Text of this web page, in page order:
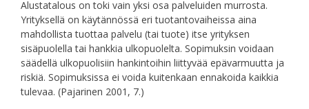
Alustatalous on toki vain yksi osa palveluiden murrosta.
Yrityksellä on käytännössä eri tuotantovaiheissa aina
mahdollista tuottaa palvelu (tai tuote) itse yrityksen
sisäpuolella tai hankkia ulkopuolelta. Sopimuksin voidaan
säädellä ulkopuolisiin hankintoihin liittyvää epävarmuutta ja
riskiä. Sopimuksissa ei voida kuitenkaan ennakoida kaikkia
tulevaa. (Pajarinen 2001, 7.)